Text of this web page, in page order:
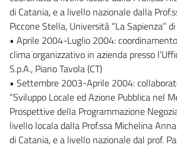
di Catania, e a livello nazionale dalla
Piccone Stella, Università “La Sapienza”
• Aprile 2004-Luglio 2004:
clima organizzativo in azienda presso
S.p.A., Piano Tavola (CT)
• Settembre 2003-Aprile 2004:
“Sviluppo Locale ed Azione Pubblica nel
Prospettive della Programmazione
livello locala dalla Prof.ssa Michelina
di Catania, e a livello nazionale dal prof.